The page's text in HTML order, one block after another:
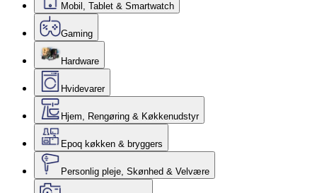
Mobil, Tablet & Smartwatch
Gaming
Hardware
Hvidevarer
Hjem, Rengøring & Køkkenudstyr
Epoq køkken & bryggers
Personlig pleje, Skønhed & Velvære